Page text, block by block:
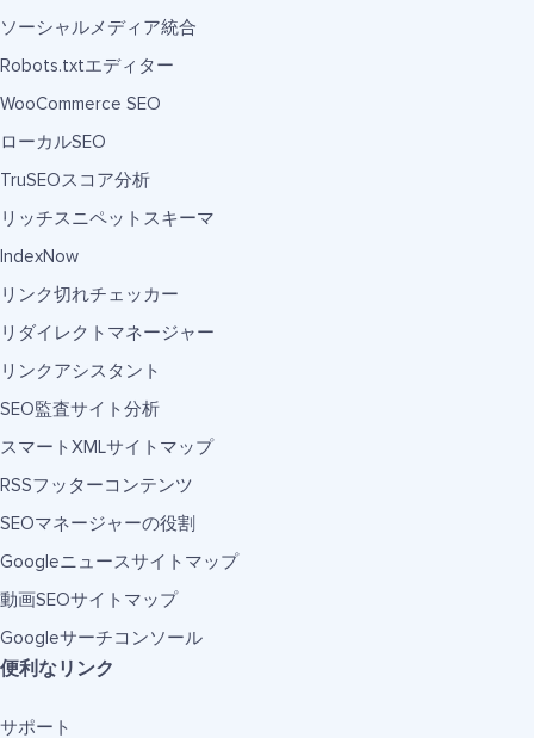
ソーシャルメディア統合
Robots.txtエディター
WooCommerce SEO
ローカルSEO
TruSEOスコア分析
リッチスニペットスキーマ
IndexNow
リンク切れチェッカー
リダイレクトマネージャー
リンクアシスタント
SEO監査サイト分析
スマートXMLサイトマップ
RSSフッターコンテンツ
SEOマネージャーの役割
Googleニュースサイトマップ
動画SEOサイトマップ
Googleサーチコンソール
便利なリンク
サポート